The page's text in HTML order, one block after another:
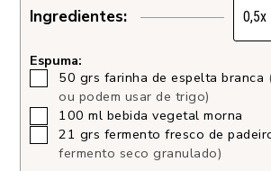
Ingredientes: 0,5x
Espuma:
50 grs farinha de espelta branca
ou podem usar de trigo)
100 ml bebida vegetal morna
21 grs fermento fresco de
fermento seco granulado)